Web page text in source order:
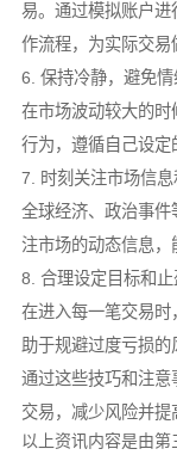
易。通过模拟账户
作流程，为实际交易
6. 保持冷静，避免情
在市场波动较大的
行为，遵循自己设定
7. 时刻关注市场信息
全球经济、政治事
注市场的动态信息，
8. 合理设定目标和止
在进入每一笔交易
助于规避过度亏损的
通过这些技巧和注意
交易，减少风险并提
以上资讯内容是由